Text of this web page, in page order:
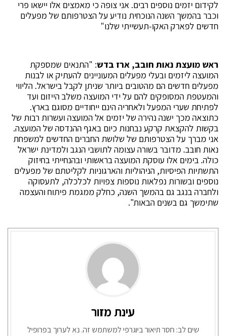
לקידום יזמים נוספים רבים. אני צופה כי מאמצים אלו יישאו פרי
וכבר בהמשך השנה הנוכחית נודיע על הצטרפותם של מפעלים
חדשים לפארק האקו-תעשייתי שלנו"
ראש מועצת נאות חובב, ארז בדש: "התנאים שמספקת
המועצה ליזמים ובעלי מפעלים המעוניינים להעתיק או לבנות
מפעלים חדשים הם מהטובים ביותר שניתן לקבל בישראל. הליווי
והמעטפת המסופקים להם על ידי המועצה משלב הייזום ועד
לפתיחת שערי המפעל ולאחריה הינם ייחודיים מסוגם בארץ.
כתוצאה מכך ישנה נהירה של יזמים אל המועצה ועשרות רבות של
בקשות להקצאת קרקע נבחנות כיום באגף ההנדסה של המועצה.
אני מברך על הצטרפותם של שלושת החברים החדשים למשפחת
נאות חובב. מדובר בשורה עצומה לתושבי הנגב ולמדינת ישראל
כולה. בימים אלו עוסקת המועצה בראשותי ובהנחייתי בחיזוק
התשתיות הפיסיות, הניהוליות והארגוניות לקליטתם של מפעלים
נוספים ובשורות נפלאות נוספות צפויות לכלכלה, לתעסוקה
ולחברה בנגב גם בהמשך השנה, כחלק ממגמת פיתוח והעצמה
שתימשך גם בשנים הבאות".
עינת מזור
שים לב: חסר תיאור ביוגרפי למשתמש זה. נא לערוך בפרופיל